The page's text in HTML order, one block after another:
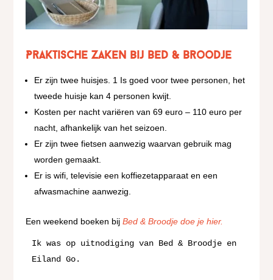
Praktische zaken bij Bed & Broodje
Er zijn twee huisjes. 1 Is goed voor twee personen, het
tweede huisje kan 4 personen kwijt.
Kosten per nacht variëren van 69 euro – 110 euro per
nacht, afhankelijk van het seizoen.
Er zijn twee fietsen aanwezig waarvan gebruik mag
worden gemaakt.
Er is wifi, televisie een koffiezetapparaat en een
afwasmachine aanwezig.
Een weekend boeken bij Bed & Broodje doe je hier.
Ik was op uitnodiging van Bed & Broodje en
Eiland Go.